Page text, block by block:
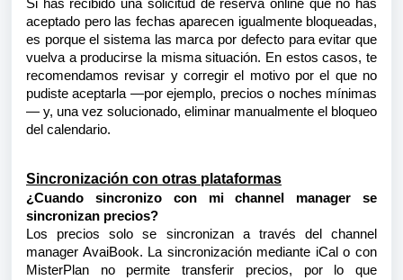
Si has recibido una solicitud de reserva online que no has
aceptado pero las fechas aparecen igualmente bloqueadas,
es porque el sistema las marca por defecto para evitar que
vuelva a producirse la misma situación. En estos casos, te
recomendamos revisar y corregir el motivo por el que no
pudiste aceptarla —por ejemplo, precios o noches mínimas
— y, una vez solucionado, eliminar manualmente el bloqueo
del calendario.
Sincronización con otras plataformas
¿Cuando sincronizo con mi channel manager se
sincronizan precios?
Los precios solo se sincronizan a través del channel
manager AvaiBook. La sincronización mediante iCal o con
MisterPlan no permite transferir precios, por lo que